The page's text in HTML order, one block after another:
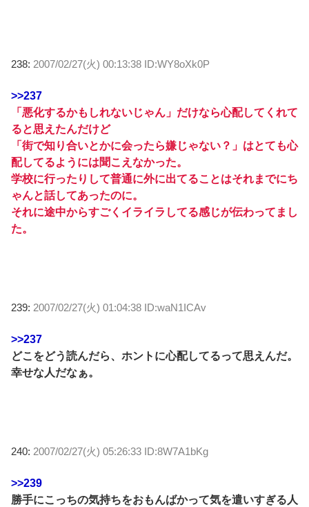
238: 2007/02/27(火) 00:13:38 ID:WY8oXk0P
>>237
「悪化するかもしれないじゃん」だけなら心配してくれて
ると思えたんだけど
「街で知り合いとかに会ったら嫌じゃない？」はとても心
配してるようには聞こえなかった。
学校に行ったりして普通に外に出てることはそれまでにち
ゃんと話してあったのに。
それに途中からすごくイライラしてる感じが伝わってまし
た。
239: 2007/02/27(火) 01:04:38 ID:waN1ICAv
>>237
どこをどう読んだら、ホントに心配してるって思えんだ。
幸せな人だなぁ。
240: 2007/02/27(火) 05:26:33 ID:8W7A1bKg
>>239
勝手にこっちの気持ちをおもんばかって気を遣いすぎる人